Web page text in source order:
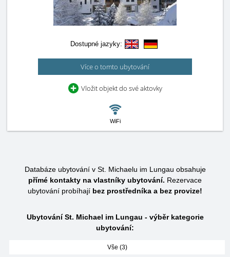
Dostupné jazyky:
Více o tomto ubytování
Vložit objekt do své aktovky
WiFi
Databáze ubytování v St. Michaelu im Lungau obsahuje
přímé kontakty na vlastníky ubytování. Rezervace
ubytování probíhají bez prostředníka a bez provize!
Ubytování St. Michael im Lungau - výběr kategorie
ubytování:
Vše (3)